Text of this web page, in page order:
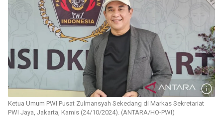
Ketua Umum PWI Pusat Zulmansyah Sekedang di Markas Sekretariat
PWI Jaya, Jakarta, Kamis (24/10/2024). (ANTARA/HO-PWI)